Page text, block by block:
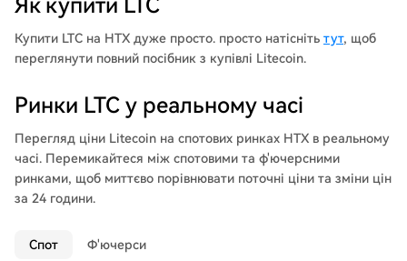
seconds compared to Bitcoin's nearly 10 minutes per block.
Even after over a decade, Litecoin remains committed to
offering users low-cost, private, secure, and borderless
payments anywhere in the world at any time, making it a
practical and accessible digital currency for everyday
transactions. Litecoin's adoption as a payment method has
grown over the years, widely accepted by various merchants
and organizations, including the American Red Cross, Newegg,
and Twitch.
Як купити LTC
Купити LTC на HTX дуже просто. просто натісніть тут, щоб
переглянути повний посібник з купівлі Litecoin.
Ринки LTC у реальному часі
Перегляд ціни Litecoin на спотових ринках HTX в реальному
часі. Перемикайтеся між спотовими та ф'ючерсними
ринками, щоб миттєво порівнювати поточні ціни та зміни цін
за 24 години.
Спот Ф'ючерси